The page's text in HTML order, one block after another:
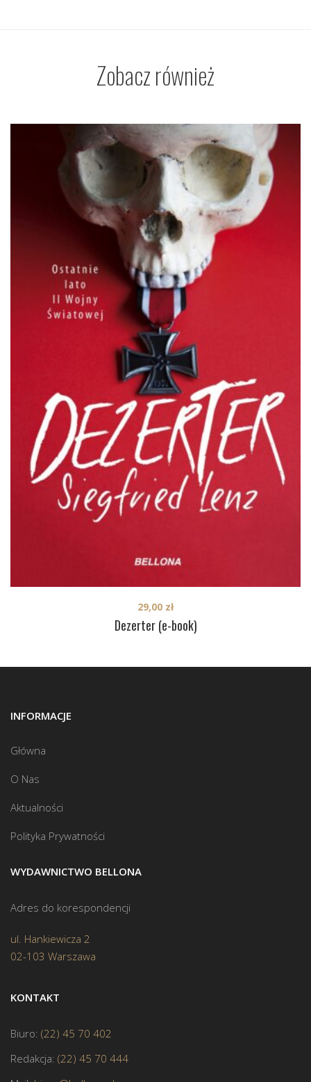
Zobacz również
Dezerter (e-book)
29,00 zł
INFORMACJE
Główna
O Nas
Aktualności
Polityka Prywatności
WYDAWNICTWO BELLONA
Adres do korespondencji
ul. Hankiewicza 2
02-103 Warszawa
KONTAKT
Biuro: (22) 45 70 402
Redakcja: (22) 45 70 444